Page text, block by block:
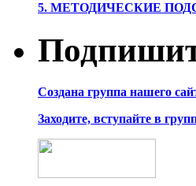
5. МЕТОДИЧЕСКИЕ
Создана группа нашего
Заходите, вступайте в